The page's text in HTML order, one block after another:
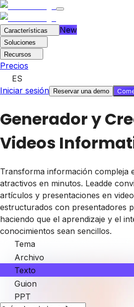
Características New
Soluciones
Recursos
Precios
ES
Iniciar sesión
Reservar una demo
Generador y
Videos
Transforma información compleja
atractivos en minutos. Leadde
artículos y presentaciones en
estructurados con presentadores
haciendo que el aprendizaje y el
conocimientos sean sencillos.
Tema
Archivo
Texto
Guion
PPT